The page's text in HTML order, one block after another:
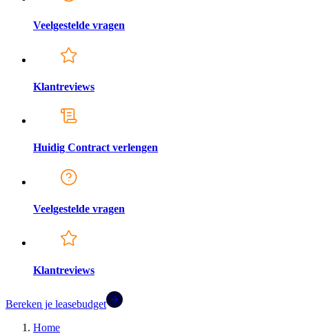
Veelgestelde vragen
Klantreviews
Huidig Contract verlengen
Veelgestelde vragen
Klantreviews
Bereken je leasebudget
Home